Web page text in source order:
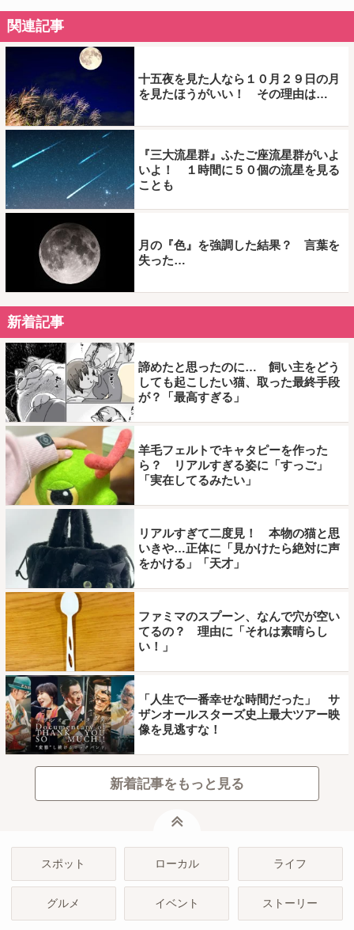
関連記事
十五夜を見た人なら１０月２９日の月
を見たほうがいい！ その理由は…
『三大流星群』ふたご座流星群がいよ
いよ！ １時間に５０個の流星を見る
ことも
月の『色』を強調した結果？ 言葉を
失った…
新着記事
諦めたと思ったのに… 飼い主をどう
しても起こしたい猫、取った最終手段
が？「最高すぎる」
羊毛フェルトでキャタピーを作った
ら？ リアルすぎる姿に「すっご」
「実在してるみたい」
リアルすぎて二度見！ 本物の猫と思
いきや…正体に「見かけたら絶対に声
をかける」「天才」
ファミマのスプーン、なんで穴が空い
てるの？ 理由に「それは素晴らし
い！」
「人生で一番幸せな時間だった」 サ
ザンオールスターズ史上最大ツアー映
像を見逃すな！
新着記事をもっと見る
スポット ローカル ライフ
グルメ イベント ストーリー